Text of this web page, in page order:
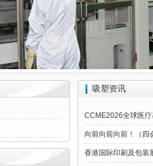
吸塑资讯
CCME2026全球医疗
向前向前向前！（四
香港国际印刷及包